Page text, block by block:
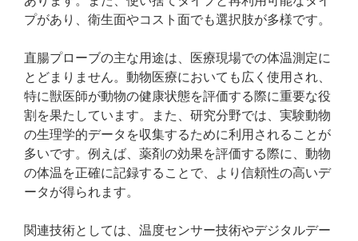
プがあり、衛生面やコスト面でも選択肢が多様です。
直腸プローブの主な用途は、医療現場での体温測定に
とどまりません。動物医療においても広く使用され、
特に獣医師が動物の健康状態を評価する際に重要な役
割を果たしています。また、研究分野では、実験動物
の生理学的データを収集するために利用されることが
多いです。例えば、薬剤の効果を評価する際に、動物
の体温を正確に記録することで、より信頼性の高いデ
ータが得られます。
関連技術としては、温度センサー技術やデジタルデー